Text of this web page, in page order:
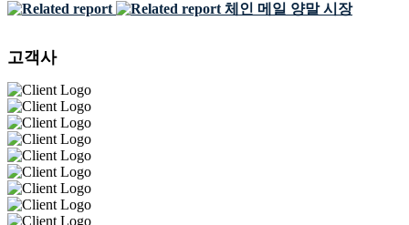
체인 메일 양말 시장
고객사